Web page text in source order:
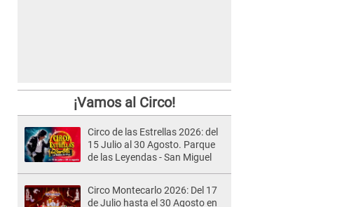
¡Vamos al Circo!
Circo de las Estrellas 2026: del
15 Julio al 30 Agosto. Parque
de las Leyendas - San Miguel
Circo Montecarlo 2026: Del 17
de Julio hasta el 30 Agosto en